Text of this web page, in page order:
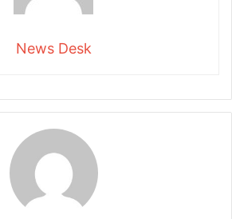
News Desk